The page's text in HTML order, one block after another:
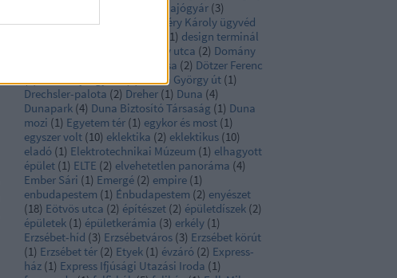
Danubius Hajógyár (3)
Degenfeld(1)Delej utca
Déry Károly ügyvéd
1) design terminál
Dohány utca (2) Domány
Domonyi Brüll Miksa (2) Dötzer Ferenc
(1)Dózsa György tér(2)Dózsa György út (1)
Drechsler-palota (2) Dreher (1) Duna (4)
Dunapark (4) Duna Biztosító Társaság (1) Duna
mozi (1) Egyetem tér (1) egykor és most (1)
egyszer volt (10) eklektika (2) eklektikus (10)
eladó (1) Elektrotechnikai Múzeum (1) elhagyott
épület (1) ELTE (2) elvehetetlen panoráma (4)
Ember Sári (1) Emergé (2) empire (1)
enbudapestem (1) Énbudapestem (2) enyészet
(18) Eötvös utca (2) építészet (2) épületdíszek (2)
épületek (1) épületkerámia (3) erkély (1)
Erzsébet-híd (3) Erzsébetváros (3) Erzsébet körút
(1) Erzsébet tér (2) Etyek (1) évzáró (2) Express-
ház (1) Express Ifjúsági Utazási Iroda (1)